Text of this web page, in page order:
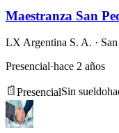
Maestranza San
LX Argentina S. A. ·
Presencial·hace 2 años
PresencialSin sueldo